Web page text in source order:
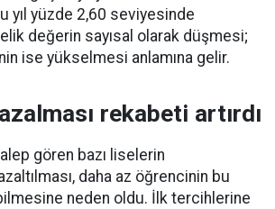
yıl yüzde 2,60 seviyesinde
değerin sayısal olarak düşmesi;
ise yükselmesi anlamına gelir.
rekabeti artırdı
gören bazı liselerin
daha az öğrencinin bu
neden oldu. İlk tercihlerine